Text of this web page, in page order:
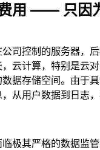
用 —— 只因
司控制的服务器，
云计算，特别是云
据存储空间。由于
从用户数据到日志
极其严格的数据监